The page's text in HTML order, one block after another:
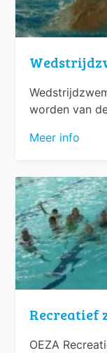
worden van
Meer info
Recreatief
OEZA